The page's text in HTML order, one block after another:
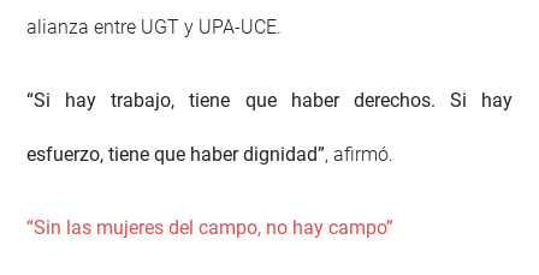
alianza entre UGT y UPA-UCE.
“Si hay trabajo, tiene que haber derechos. Si hay
esfuerzo, tiene que haber dignidad”, afirmó.
“Sin las mujeres del campo, no hay campo”